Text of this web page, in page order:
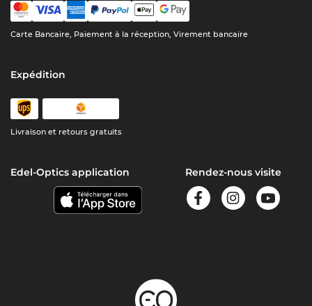
Carte Bancaire, Paiement à la réception, Virement bancaire
Expédition
Livraison et retours gratuits
Edel-Optics application Rendez-nous visite